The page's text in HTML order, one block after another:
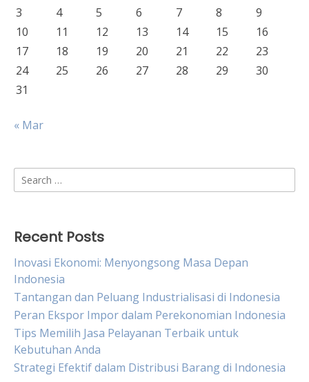
3
4 5 6 7 8
9
10
11 12 13 14 15
16
17
18 19 20 21 22
23
24
25 26 27 28 29
30
31
« Mar
Search
for:
Recent Posts
Inovasi Ekonomi: Menyongsong Masa Depan
Indonesia
Tantangan dan Peluang Industrialisasi di Indonesia
Peran Ekspor Impor dalam Perekonomian Indonesia
Tips Memilih Jasa Pelayanan Terbaik untuk
Kebutuhan Anda
Strategi Efektif dalam Distribusi Barang di Indonesia